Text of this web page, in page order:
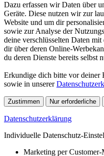
Dazu erfassen wir Daten über
Geräte. Diese nutzen wir zur
Website und um dir
sowie zur Analyse der
deine verschlüsselten Daten
dir über deren Online-
du deren Dienste bereits selbst
Erkundige dich bitte vor
sowie in unserer
Zustimmen Nur erforderliche
Datenschutzerklärung
Individuelle Datenschutz-
Marketing per Customer-